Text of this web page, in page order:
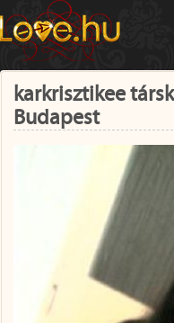
karkrisztikee
Budapest